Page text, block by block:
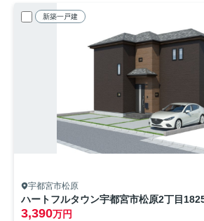
新築一戸建
宇都宮市松原
ハートフルタウン宇都宮市松原2丁目
3,390万円